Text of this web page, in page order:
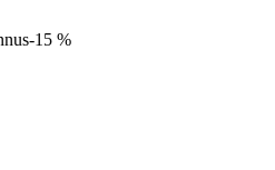
-15 %